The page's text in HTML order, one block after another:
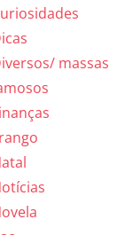
massas